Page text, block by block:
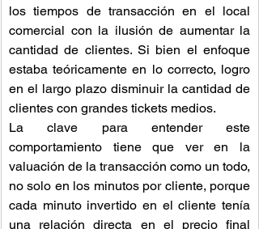
los tiempos de transacción en el local
comercial con la ilusión de aumentar la
cantidad de clientes. Si bien el enfoque
estaba teóricamente en lo correcto, logro
en el largo plazo disminuir la cantidad de
clientes con grandes tickets medios.
La clave para entender este
comportamiento tiene que ver en la
valuación de la transacción como un todo,
no solo en los minutos por cliente, porque
cada minuto invertido en el cliente tenía
una relación directa en el precio final